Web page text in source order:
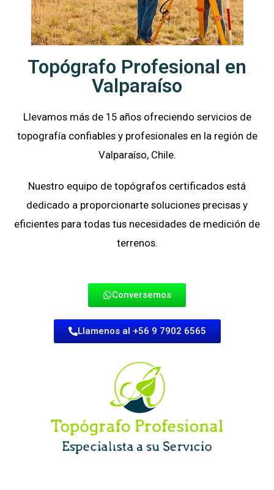
Topógrafo Profesional en
Valparaíso
Llevamos más de 15 años ofreciendo servicios de
topografía confiables y profesionales en la región de
Valparaíso, Chile.
Nuestro equipo de topógrafos certificados está
dedicado a proporcionarte soluciones precisas y
eficientes para todas tus necesidades de medición de
terrenos.
Conversemos
Llamenos al +56 9 7902 6565